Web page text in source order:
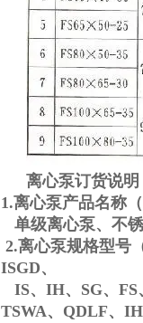
离心泵订货说明
1.离心泵产品名称
单级离心泵、不
2.离心泵规格型号
ISGD、
IS、IH、SG、FS
TSWA、QDLF、